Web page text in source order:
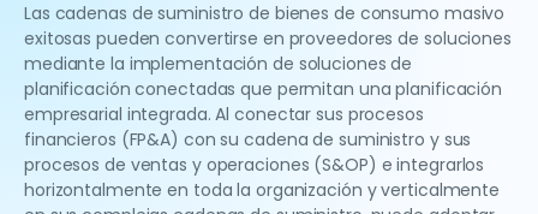
Las cadenas de suministro de bienes de consumo masivo
exitosas pueden convertirse en proveedores de soluciones
mediante la implementación de soluciones de
planificación conectadas que permitan una planificación
empresarial integrada. Al conectar sus procesos
financieros (FP&A) con su cadena de suministro y sus
procesos de ventas y operaciones (S&OP) e integrarlos
horizontalmente en toda la organización y verticalmente